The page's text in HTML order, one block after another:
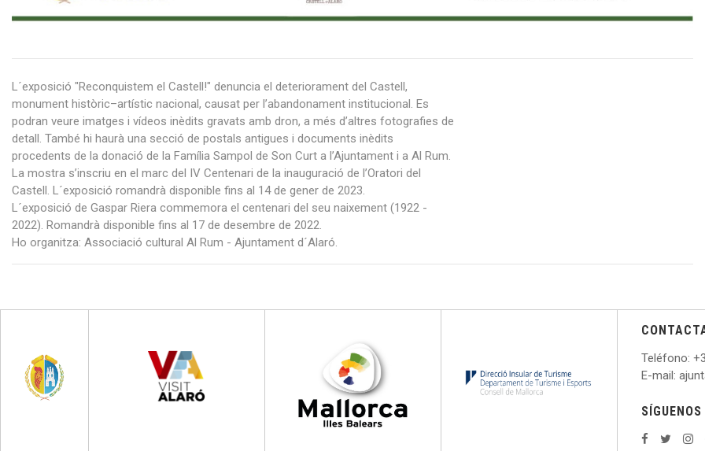
L´exposició "Reconquistem el Castell!" denuncia el deteriorament del Castell,
monument històric–artístic nacional, causat per l’abandonament institucional. Es
podran veure imatges i vídeos inèdits gravats amb dron, a més d’altres fotografies de
detall. També hi haurà una secció de postals antigues i documents inèdits
procedents de la donació de la Família Sampol de Son Curt a l’Ajuntament i a Al Rum.
La mostra s’inscriu en el marc del IV Centenari de la inauguració de l’Oratori del
Castell. L´exposició romandrà disponible fins al 14 de gener de 2023.
L´exposició de Gaspar Riera commemora el centenari del seu naixement (1922 -
2022). Romandrà disponible fins al 17 de desembre de 2022.
Ho organitza: Associació cultural Al Rum - Ajuntament d´Alaró.
Teléfono: +
E-mail:
SÍGUENOS